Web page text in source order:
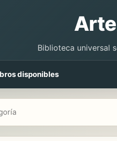
Biblioteca universal
disponibles